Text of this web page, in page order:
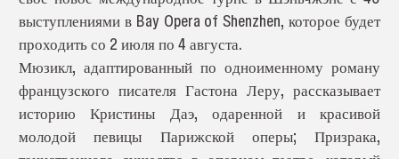
выступлениями в Bay Opera of Shenzhen, которое будет
проходить со 2 июля по 4 августа.
Мюзикл, адаптированный по одноименному роману
французского писателя Гастона Леру, рассказывает
историю Кристины Даэ, одаренной и красивой
молодой певицы Парижской оперы; Призрака,